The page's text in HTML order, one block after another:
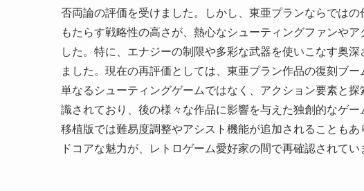
否両論の評価を受けました。しかし、東亜プランならでは
もたらす戦略性の高さが、熱心なシューティングファンや
した。特に、エナジーの制限や多彩な武器を使いこなす奥
ました。現在の再評価としては、東亜プラン作品の復刻ブ
単なるシューティングゲームではなく、アクション要素と
識されており、後の様々な作品に影響を与えた独創的なゲ
移植版では難易度調整やアシスト機能が追加されることも
ドコアな魅力が、レトロゲーム愛好家の間で再確認されてい